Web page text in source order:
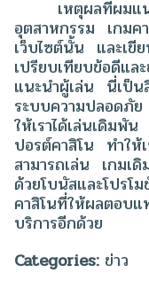
เหตุผลที่ผมแนะ
อุตสาหกรรม เกมค
เว็บไซต์นั้น และเขี
เปรียบเทียบข้อดีแล
แนะนำผู้เล่น นี่เป็น
ระบบความปลอดภั
ให้เราได้เล่นเดิม
ปอรต์คาสิโน ทำให้เ
สามารถเล่น เกมเ
ด้วยโบนัสและโปร
คาสิโนที่ให้ผลตอบ
บริการอีกด้วย
Categories: ข่าว